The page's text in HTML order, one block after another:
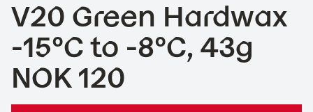
V20 Green Hardwax
-15°C to -8°C, 43g
Pris:
NOK 120